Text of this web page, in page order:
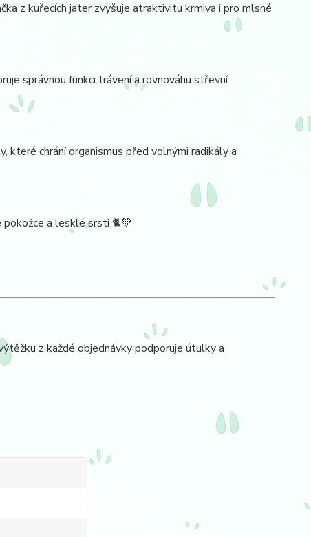
z kuřecích jater zvyšuje atraktivitu krmiva i pro mlsné
správnou funkci trávení a rovnováhu střevní
které chrání organismus před volnými radikály a
a lesklé srsti 🐈💚
z každé objednávky podporuje útulky a